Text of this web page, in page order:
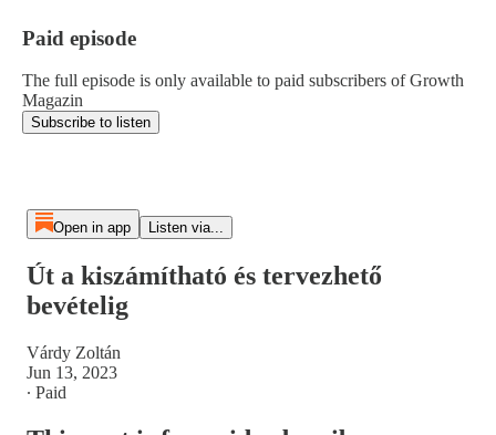
Paid episode
The full episode is only available to paid subscribers of Growth
Magazin
Subscribe to listen
Open in app Listen via...
Út a kiszámítható és tervezhető
bevételig
Várdy Zoltán
Jun 13, 2023
∙ Paid